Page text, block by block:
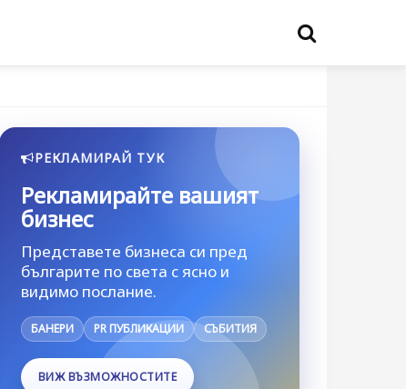
РЕКЛАМИРАЙ ТУК
Рекламирайте вашият
бизнес
Представете бизнеса си пред
българите по света с ясно и
видимо послание.
БАНЕРИ PR ПУБЛИКАЦИИ СЪБИТИЯ
ВИЖ ВЪЗМОЖНОСТИТЕ